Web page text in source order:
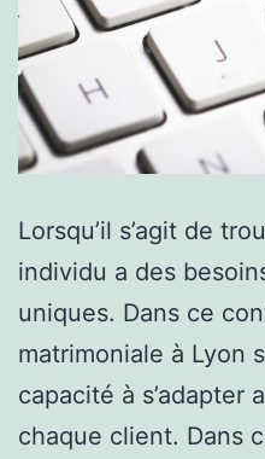
Lorsqu’il s’agit de
individu a des
uniques. Dans ce
matrimoniale à Lyon
capacité à s’adapter
chaque client. Dans